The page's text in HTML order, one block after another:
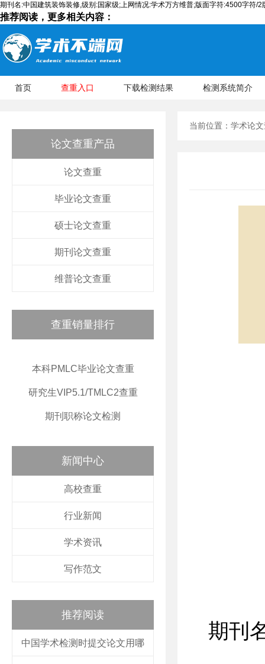
期刊名:中国建筑装饰装修,级别:国家级;上网情况:学术万方维普;版面字符:4500字符/2
推荐阅读，更多相关内容：
首页 查重入口 下载检测结果 检测系统简介
论文查重产品
论文查重
毕业论文查重
硕士论文查重
期刊论文查重
维普论文查重
查重销量排行
本科PMLC毕业论文查重
研究生VIP5.1/TMLC2查重
期刊职称论文检测
新闻中心
高校查重
行业新闻
学术资讯
写作范文
推荐阅读
中国学术检测时提交论文用哪
当前位置： 学术论
期刊